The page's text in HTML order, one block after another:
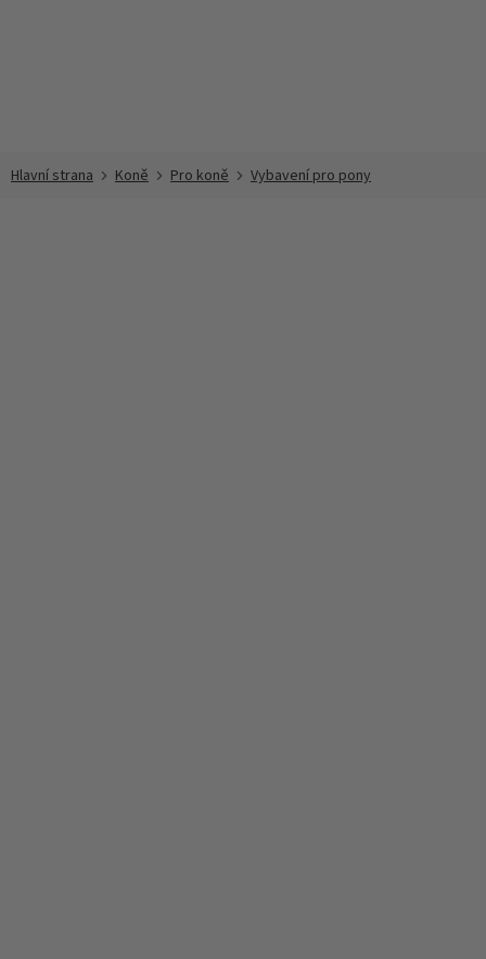
Koně Pro koně Vybavení pro pony